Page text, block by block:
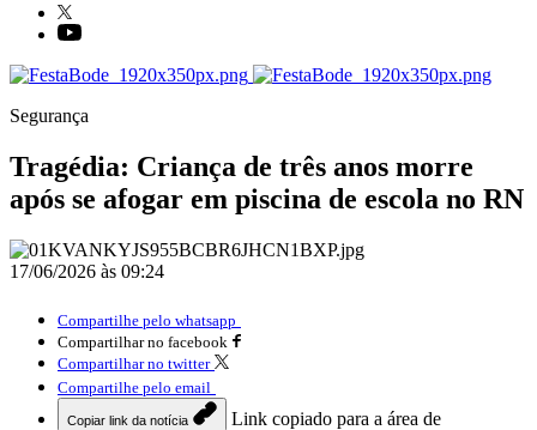
Segurança
Tragédia: Criança de três anos morre
após se afogar em piscina de escola no RN
17/06/2026 às 09:24
Compartilhe pelo whatsapp
Compartilhar no facebook
Compartilhar no twitter
Compartilhe pelo email
Copiar link da notícia
Link copiado para a área de